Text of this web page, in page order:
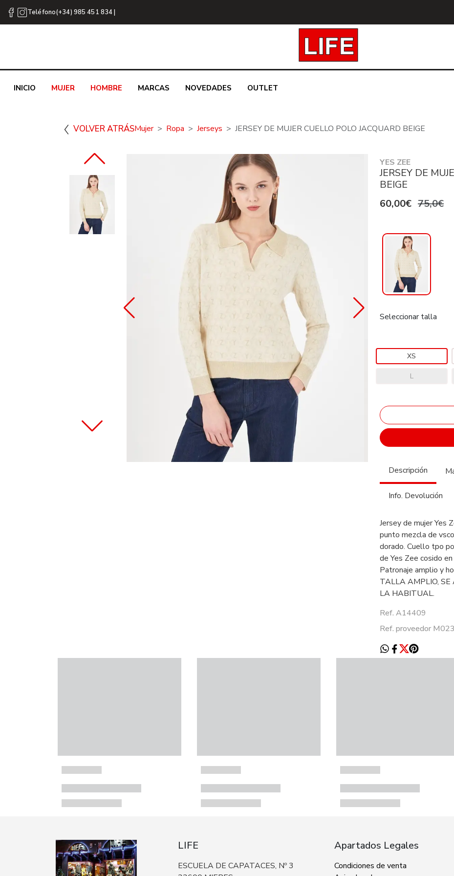
Teléfono(+34) 985 451 834 |
INICIO MUJER HOMBRE MARCAS NOVEDADES OUTLET
VOLVER ATRÁSMujer Ropa Jerseys JERSEY DE MUJER CUELLO POLO JACQUARD BEIGE
YES ZEE
JERSEY DE
BEIGE
60,00€ 75,0€
Seleccionar talla
XS
L
Descripción
Info. Devolución
Jersey de mujer Yes
punto mezcla de
dorado. Cuello tpo
de Yes Zee cosido
Patronaje amplio y
TALLA AMPLIO, SE
LA HABITUAL.
Ref. A14409
Ref. proveedor
LIFE
ESCUELA DE CAPATACES, Nº 3
Apartados Legales
Condiciones de venta